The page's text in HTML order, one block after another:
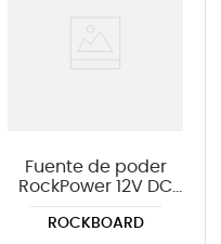
Fuente de poder
RockPower 12V DC
ROCKBOARD